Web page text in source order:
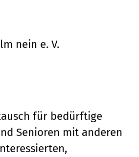
nein e. V.
für bedürftige
Senioren mit anderen